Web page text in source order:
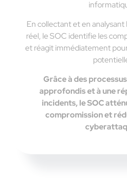
En collectant et en
réel, le SOC identifie les
et réagit immédiatement
Grâce à des
approfondis et à une
incidents, le SOC
compromission et